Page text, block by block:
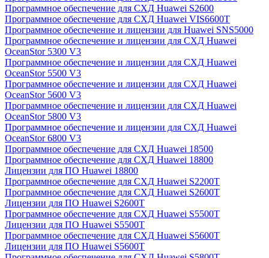
Программное обеспечение для СХД Huawei S2600
Программное обеспечение для СХД Huawei VIS6600T
Программное обеспечение и лицензии для Huawei SNS5000
Программное обеспечение и лицензии для СХД Huawei
OceanStor 5300 V3
Программное обеспечение и лицензии для СХД Huawei
OceanStor 5500 V3
Программное обеспечение и лицензии для СХД Huawei
OceanStor 5600 V3
Программное обеспечение и лицензии для СХД Huawei
OceanStor 5800 V3
Программное обеспечение и лицензии для СХД Huawei
OceanStor 6800 V3
Программное обеспечение для СХД Huawei 18500
Программное обеспечение для СХД Huawei 18800
Лицензии для ПО Huawei 18800
Программное обеспечение для СХД Huawei S2200T
Программное обеспечение для СХД Huawei S2600T
Лицензии для ПО Huawei S2600T
Программное обеспечение для СХД Huawei S5500T
Лицензии для ПО Huawei S5500T
Программное обеспечение для СХД Huawei S5600T
Лицензии для ПО Huawei S5600T